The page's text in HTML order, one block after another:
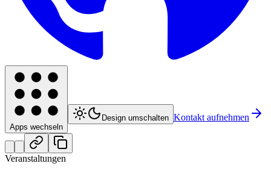
Apps wechseln
Design umschalten Kontakt aufnehmen
Veranstaltungen